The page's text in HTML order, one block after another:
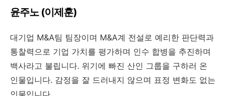
윤주노 (이제훈)
대기업 M&A팀 팀장이며 M&A계 전설로 예리한 판단력과
통찰력으로 기업 가치를 평가하며 인수 합병을 추진하며
백사라고 불립니다. 위기에 빠진 산인 그룹을 구하러 온
인물입니다. 감정을 잘 드러내지 않으며 표정 변화도 없는